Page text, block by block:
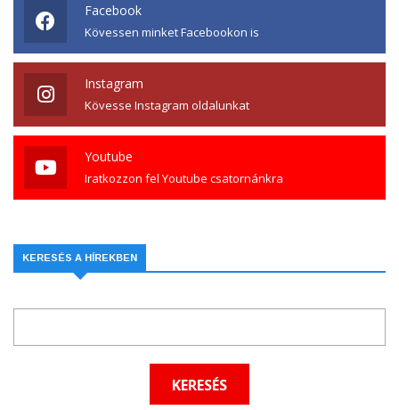
Facebook
Kövessen minket Facebookon is
Instagram
Kövesse Instagram oldalunkat
Youtube
Iratkozzon fel Youtube csatornánkra
KERESÉS A HÍREKBEN